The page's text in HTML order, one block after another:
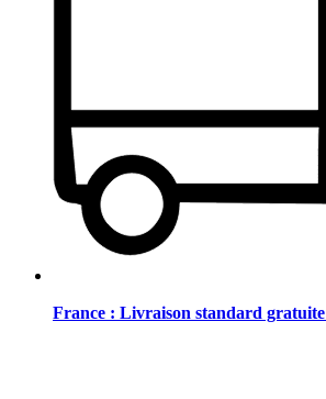
France : Livraison standard gratuite